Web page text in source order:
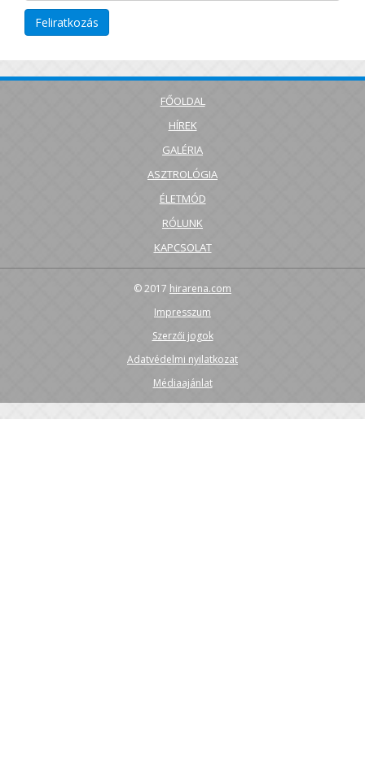
FŐOLDAL
HÍREK
GALÉRIA
ASZTROLÓGIA
ÉLETMÓD
RÓLUNK
KAPCSOLAT
© 2017 hirarena.com
Impresszum
Szerzői jogok
Adatvédelmi nyilatkozat
Médiaajánlat